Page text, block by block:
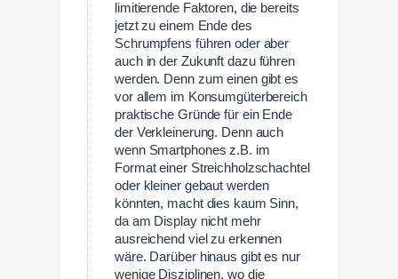
limitierende Faktoren, die bereits
jetzt zu einem Ende des
Schrumpfens führen oder aber
auch in der Zukunft dazu führen
werden. Denn zum einen gibt es
vor allem im Konsumgüterbereich
praktische Gründe für ein Ende
der Verkleinerung. Denn auch
wenn Smartphones z.B. im
Format einer Streichholzschachtel
oder kleiner gebaut werden
könnten, macht dies kaum Sinn,
da am Display nicht mehr
ausreichend viel zu erkennen
wäre. Darüber hinaus gibt es nur
wenige Disziplinen, wo die